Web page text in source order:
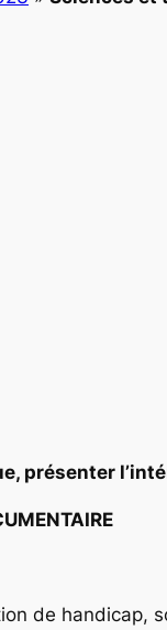
présenter
de handicap,